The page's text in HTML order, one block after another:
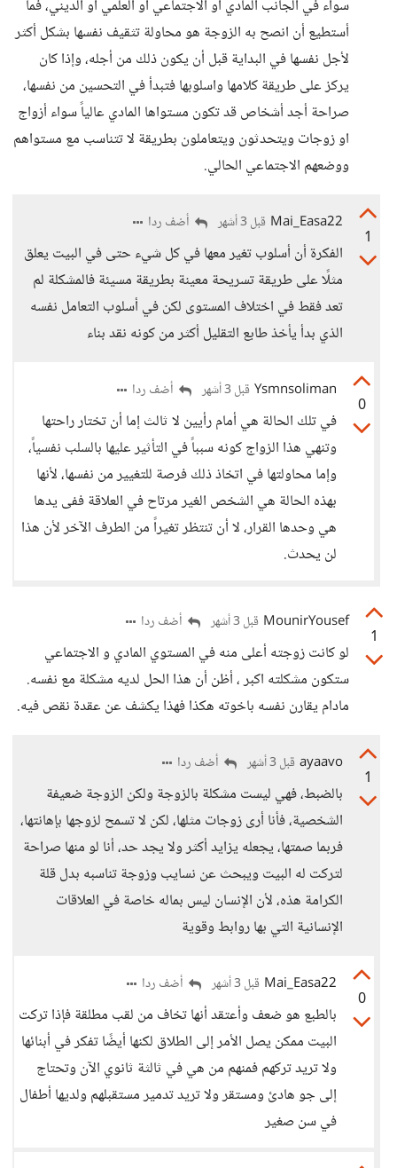
سواء في الجانب المادي أو الاجتماعي أو العلمي او الديني، فما
أستطيع أن انصح به الزوجة هو محاولة تثقيف نفسها بشكل أكثر
لأجل نفسها في البداية قبل أن يكون ذلك من أجله، وإذا كان
يركز على طريقة كلامها واسلوبها فتبدأ في التحسين من نفسها،
صراحة أجد أشخاص قد تكون مستواها المادي عالياً سواء أزواج
او زوجات ويتحدثون ويتعاملون بطريقة لا تتناسب مع مستواهم
ووضعهم الاجتماعي الحالي.
1
Mai_Easa22 قبل 3 أشهر أضف ردا
الفكرة أن أسلوب تغير معها في كل شيء حتى في البيت يعلق
مثلًا على طريقة تسريحة معينة بطريقة مسيئة فالمشكلة لم
تعد فقط في اختلاف المستوى لكن في أسلوب التعامل نفسه
الذي بدأ يأخذ طابع التقليل أكثر من كونه نقد بناء
0
Ysmnsoliman قبل 3 أشهر أضف ردا
في تلك الحالة هي أمام رأيين لا ثالث إما أن تختار راحتها
وتنهي هذا الزواج كونه سبباً في التأثير عليها بالسلب نفسياً،
وإما محاولتها في اتخاذ ذلك فرصة للتغيير من نفسها، لأنها
بهذه الحالة هي الشخص الغير مرتاح في العلاقة ففى يدها
هي وحدها القرار، لا أن تنتظر تغيراً من الطرف الآخر لأن هذا
لن يحدث.
1
MounirYousef قبل 3 أشهر أضف ردا
لو كانت زوجته أعلى منه في المستوي المادي و الاجتماعي
ستكون مشكلته اكبر ، أظن أن هذا الحل لديه مشكلة مع نفسه.
مادام يقارن نفسه باخوته هكذا فهذا يكشف عن عقدة نقص فيه.
1
ayaavo قبل 3 أشهر أضف ردا
بالضبط، فهي ليست مشكلة بالزوجة ولكن الزوجة ضعيفة
الشخصية، فأنا أرى زوجات مثلها، لكن لا تسمح لزوجها بإهانتها،
فربما صمتها، يجعله يزايد أكثر ولا يجد حد، أنا لو منها صراحة
لتركت له البيت ويبحث عن نسايب وزوجة تناسبه بدل قلة
الكرامة هذه، لأن الإنسان ليس بماله خاصة في العلاقات
الإنسانية التي بها روابط وقوية
0
Mai_Easa22 قبل 3 أشهر أضف ردا
بالطبع هو ضعف وأعتقد أنها تخاف من لقب مطلقة فإذا تركت
البيت ممكن يصل الأمر إلى الطلاق لكنها أيضًا تفكر في أبنائها
ولا تريد تركهم فمنهم من هي في ثالثة ثانوي الآن وتحتاج
إلى جو هادئ ومستقر ولا تريد تدمير مستقبلهم ولديها أطفال
في سن صغير